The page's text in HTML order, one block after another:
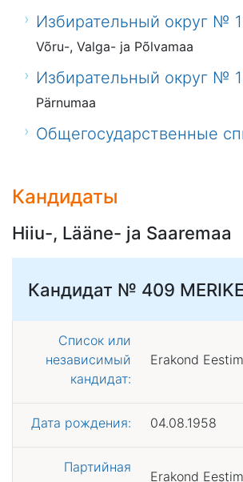
Избирательный округ №
Võru-, Valga- ja Põlvamaa
Избирательный округ №
Pärnumaa
Общегосударственные
Кандидаты
Hiiu-, Lääne- ja Saaremaa
Кандидат № 409
Список или
независимый
кандидат:
Erakond
Дата рождения: 04.08.1958
Партийная
Erakond